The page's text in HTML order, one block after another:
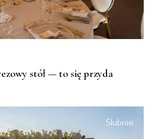
stół — to się przyda
Ślubnie